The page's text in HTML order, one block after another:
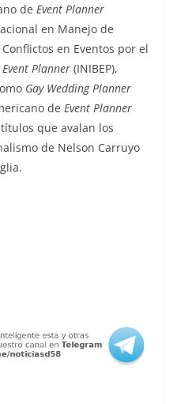
de Event Planner
en Manejo de
en Eventos por el
Event Planner (INIBEP),
Gay Wedding Planner
de Event Planner
que avalan los
de Nelson Carruyo